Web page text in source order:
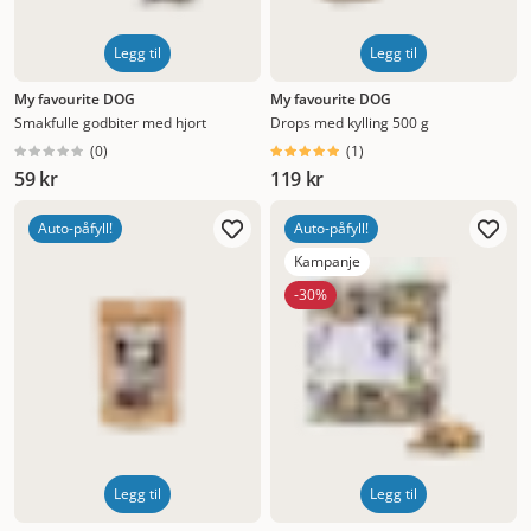
Legg til
My favourite DOG
Smakfulle godbiter med hjort
(0)
59 kr
Legg til
My favourite DOG
Drops med kylling 500 g
(1)
119 kr
Auto-påfyll!
Legg til
Auto-påfyll!
Kampanje
-30%
Legg til